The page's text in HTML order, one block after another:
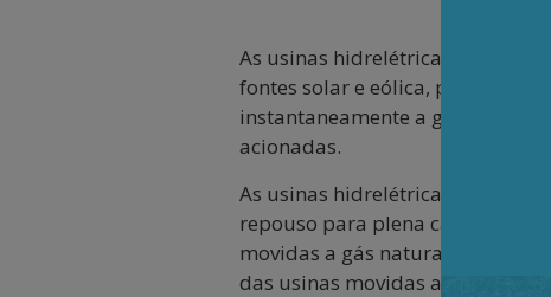
As usinas hidrelétricas com
fontes solar e eólica, porque,
instantaneamente a geração
acionadas.
As usinas hidrelétricas —tanto
repouso para plena carga em
movidas a gás natural também
das usinas movidas a carvão).